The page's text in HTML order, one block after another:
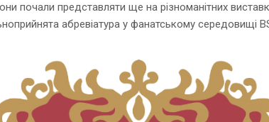
почали представляти ще на різноманітних
абревіатура у фанатському середовищі